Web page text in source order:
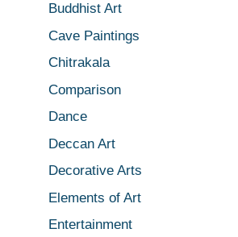
Buddhist Art
Cave Paintings
Chitrakala
Comparison
Dance
Deccan Art
Decorative Arts
Elements of Art
Entertainment